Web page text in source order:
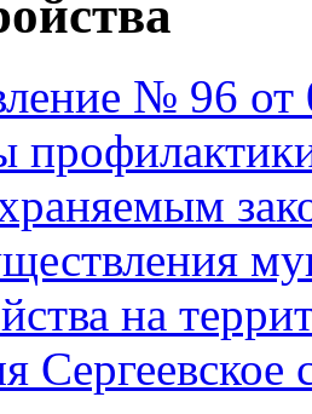
№ 96
на
Сергеевское